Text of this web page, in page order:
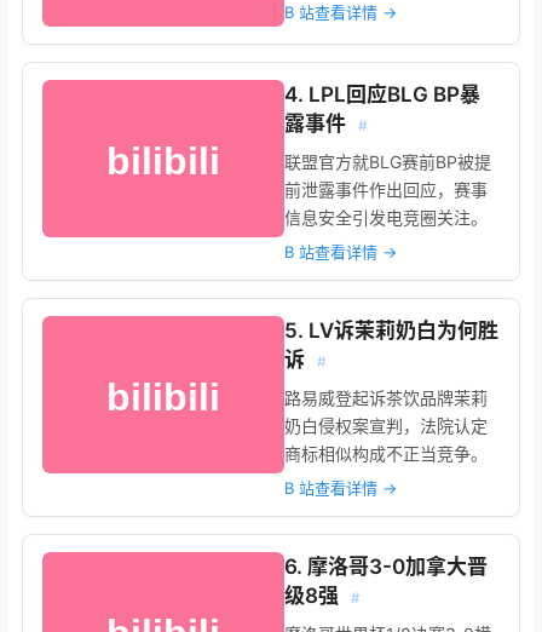
B 站查看详情 →
4. LPL回应BLG BP暴
露事件
#
联盟官方就BLG赛前BP被提
前泄露事件作出回应，赛事
信息安全引发电竞圈关注。
B 站查看详情 →
5. LV诉茉莉奶白为何胜
诉
#
路易威登起诉茶饮品牌茉莉
奶白侵权案宣判，法院认定
商标相似构成不正当竞争。
B 站查看详情 →
6. 摩洛哥3-0加拿大晋
级8强
#